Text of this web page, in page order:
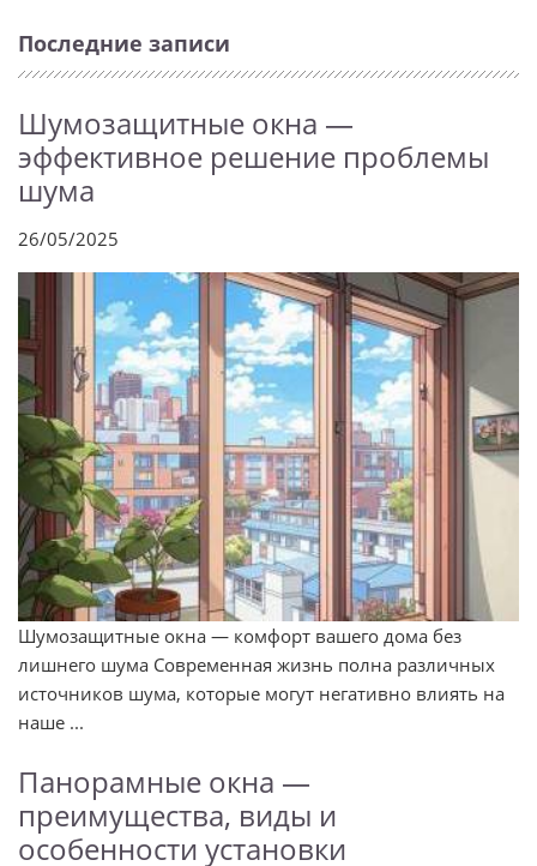
Последние записи
Шумозащитные окна —
эффективное решение проблемы
шума
26/05/2025
Шумозащитные окна — комфорт вашего дома без
лишнего шума Современная жизнь полна различных
источников шума, которые могут негативно влиять на
наше ...
Панорамные окна —
преимущества, виды и
особенности установки